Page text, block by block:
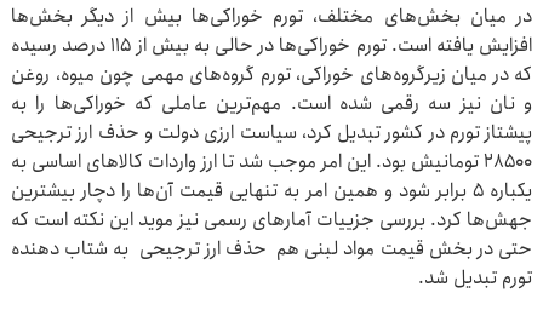
در میان بخش‌های مختلف، تورم خوراکی‌ها بیش از دیگر بخش‌ها
افزایش یافته است. تورم خوراکی‌ها در حالی به بیش از ۱۱۵ درصد رسیده
که در میان زیرگروه‌های خوراکی، تورم گروه‌های مهمی چون میوه، روغن
و نان نیز سه رقمی شده است. مهم‌ترین عاملی که خوراکی‌ها را به
پیشتاز تورم در کشور تبدیل کرد، سیاست ارزی دولت و حذف ارز ترجیحی
۲۸۵۰۰ تومانیش بود. این امر موجب شد تا ارز واردات کالاهای اساسی به
یکباره ۵ برابر شود و همین امر به تنهایی قیمت آن‌ها را دچار بیشترین
جهش‌ها کرد. بررسی جزییات آمارهای رسمی نیز موید این نکته است که
حتی در بخش قیمت مواد لبنی هم حذف ارز ترجیحی به شتاب دهنده
تورم تبدیل شد.